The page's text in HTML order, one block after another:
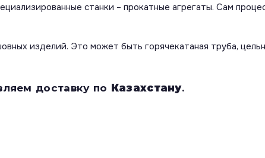
станки – прокатные агрегаты. Сам
изделий. Это может быть горячекатаная труба,
доставку по Казахстану.